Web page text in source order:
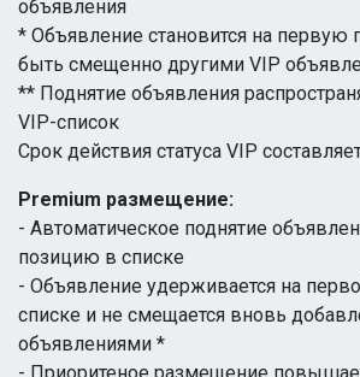
объявления
* Объявление становится на
быть смещенно другими VIP
** Поднятие объявления
VIP-список
Срок действия статуса VIP
Premium размещение:
- Автоматическое поднятие
позицию в списке
- Объявление удерживается на
списке и не смещается вновь
объявлениями *